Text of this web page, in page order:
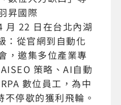
昇國際
月 22 日在台北內湖
：從官網到自動化
，邀集多位產業專
策略、AI自動
數位員工，為中
停歇的獲利飛輪。